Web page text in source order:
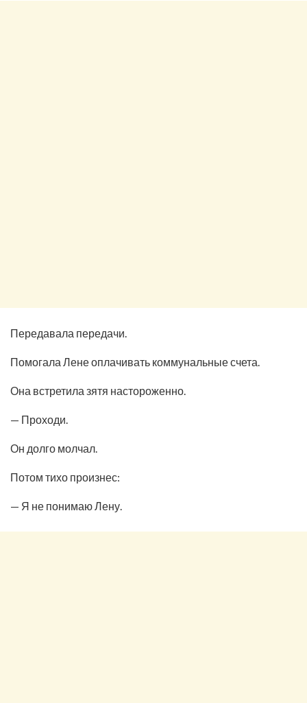
Передавала передачи.
Помогала Лене оплачивать коммунальные счета.
Она встретила зятя настороженно.
— Проходи.
Он долго молчал.
Потом тихо произнес:
— Я не понимаю Лену.